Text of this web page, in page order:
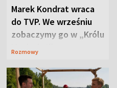
Marek Kondrat wraca
do TVP. We wrześniu
zobaczymy go w „Królu
Maciusiu I”
Rozmowy